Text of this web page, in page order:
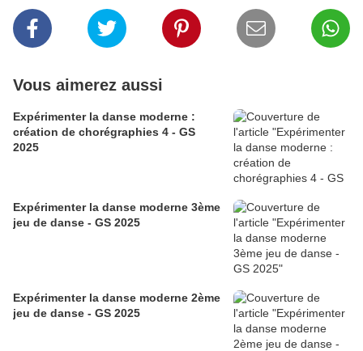
Vous aimerez aussi
Expérimenter la danse moderne :
création de chorégraphies 4 - GS
2025
Expérimenter la danse moderne 3ème
jeu de danse - GS 2025
Expérimenter la danse moderne 2ème
jeu de danse - GS 2025